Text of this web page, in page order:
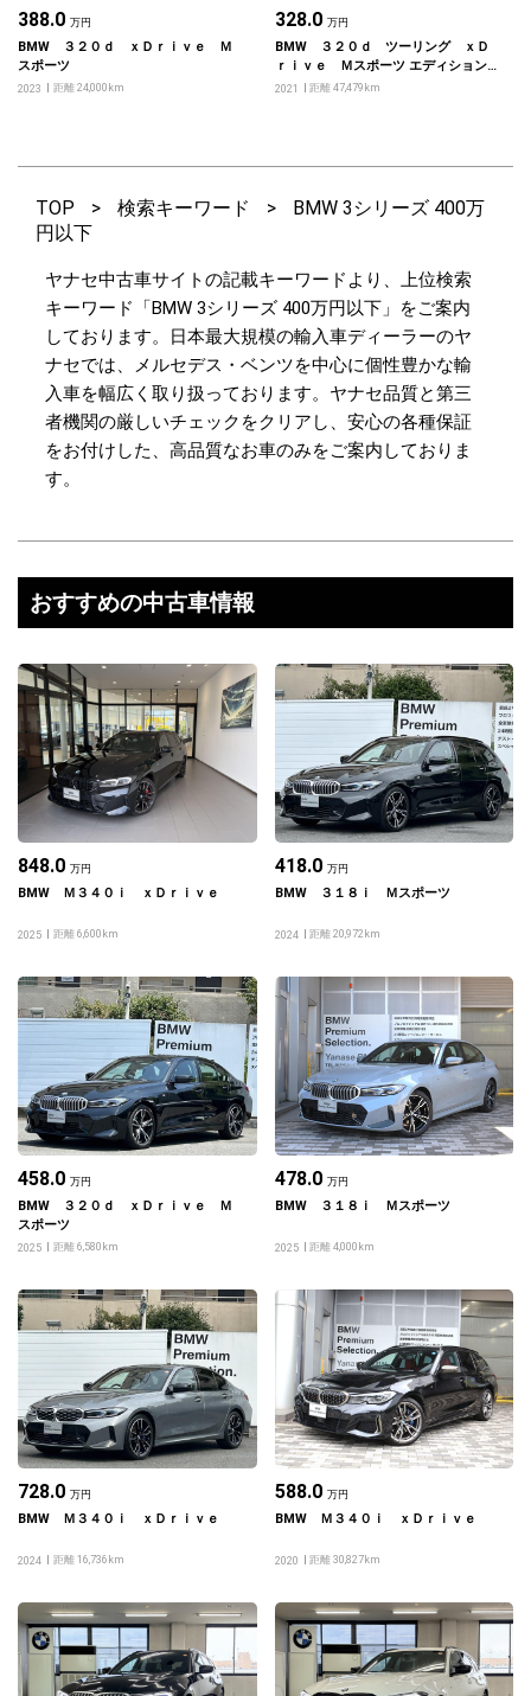
388.0 万円
BMW ３２０ｄ ｘＤｒｉｖｅ Ｍ
スポーツ
2023 距離 24,000km
328.0 万円
BMW ３２０ｄ ツーリング ｘＤ
ｒｉｖｅ Ｍスポーツ エディションジ
ョイプラス
2021 距離 47,479km
TOP > 検索キーワード >
BMW 3シリーズ 400万
円以下
ヤナセ中古車サイトの記載キーワードより、上位検索
キーワード「BMW 3シリーズ 400万円以下」をご案内
しております。日本最大規模の輸入車ディーラーのヤ
ナセでは、メルセデス・ベンツを中心に個性豊かな輸
入車を幅広く取り扱っております。ヤナセ品質と第三
者機関の厳しいチェックをクリアし、安心の各種保証
をお付けした、高品質なお車のみをご案内しておりま
す。
おすすめの中古車情報
848.0 万円
BMW Ｍ３４０ｉ ｘＤｒｉｖｅ
2025 距離 6,600km
418.0 万円
BMW ３１８ｉ Ｍスポーツ
2024 距離 20,972km
458.0 万円
BMW ３２０ｄ ｘＤｒｉｖｅ Ｍ
スポーツ
2025 距離 6,580km
478.0 万円
BMW ３１８ｉ Ｍスポーツ
2025 距離 4,000km
728.0 万円
BMW Ｍ３４０ｉ ｘＤｒｉｖｅ
2024 距離 16,736km
588.0 万円
BMW Ｍ３４０ｉ ｘＤｒｉｖｅ
2020 距離 30,827km